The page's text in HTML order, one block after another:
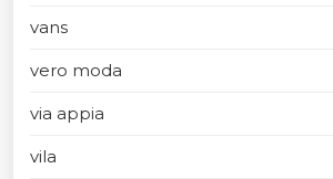
vans
vero moda
via appia
vila